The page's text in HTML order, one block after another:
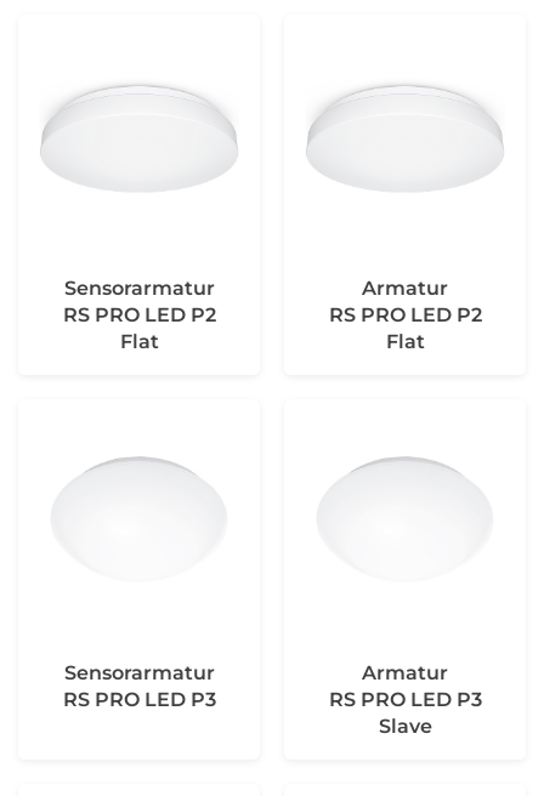
Sensorarmatur
RS PRO LED P2
Flat
Armatur
RS PRO LED P2
Flat
Sensorarmatur
RS PRO LED P3
Armatur
RS PRO LED P3
Slave